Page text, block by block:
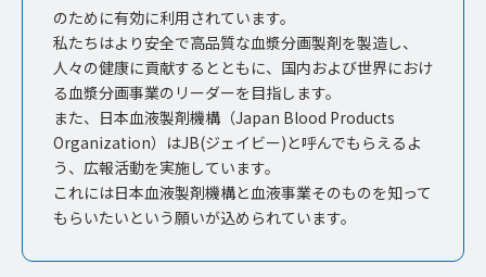
のために有効に利用されています。
私たちはより安全で高品質な血漿分画製剤を製造し、
人々の健康に貢献するとともに、国内および世界におけ
る血漿分画事業のリーダーを目指します。
また、日本血液製剤機構（Japan Blood Products
Organization）はJB(ジェイビー)と呼んでもらえるよ
う、広報活動を実施しています。
これには日本血液製剤機構と血液事業そのものを知って
もらいたいという願いが込められています。